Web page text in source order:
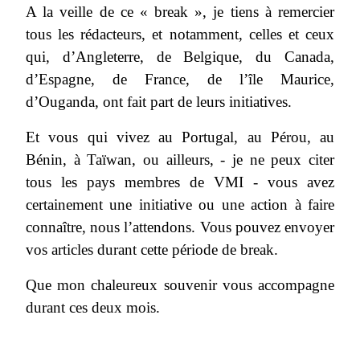
A la veille de ce « break », je tiens à remercier
tous les rédacteurs, et notamment, celles et ceux
qui, d’Angleterre, de Belgique, du Canada,
d’Espagne, de France, de l’île Maurice,
d’Ouganda, ont fait part de leurs initiatives.
Et vous qui vivez au Portugal, au Pérou, au
Bénin, à Taïwan, ou ailleurs, - je ne peux citer
tous les pays membres de VMI - vous avez
certainement une initiative ou une action à faire
connaître, nous l’attendons. Vous pouvez envoyer
vos articles durant cette période de break.
Que mon chaleureux souvenir vous accompagne
durant ces deux mois.